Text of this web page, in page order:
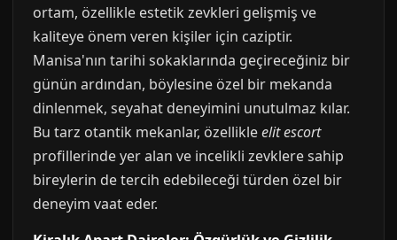
ortam, özellikle estetik zevkleri gelişmiş ve
kaliteye önem veren kişiler için caziptir.
Manisa'nın tarihi sokaklarında geçireceğiniz bir
günün ardından, böylesine özel bir mekanda
dinlenmek, seyahat deneyimini unutulmaz kılar.
Bu tarz otantik mekanlar, özellikleelit escort
profillerinde yer alan ve incelikli zevklere sahip
bireylerin de tercih edebileceği türden özel bir
deneyim vaat eder.